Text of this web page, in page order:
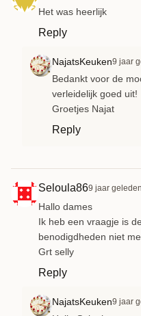
Het was heerlijk
Reply
NajatsKeuken9 jaar
Bedankt voor de
verleidelijk goed uit!
Groetjes Najat
Reply
Seloula869 jaar geleden
Hallo dames
Ik heb een vraagje is
benodigdheden niet
Grt selly
Reply
NajatsKeuken9 jaar